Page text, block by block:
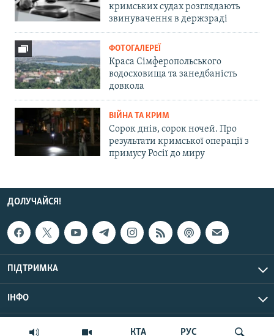
КТА РУС
кримських судах розглядають
звинувачення в держзраді
ФОТОГАЛЕРЕЇ
Краса Сімферопольського
водосховища та занедбаність
довкола
ВІЙНА ТА КРИМ
Сорок днів, сорок ночей. Про
результати кримської операції з
примусу Росії до миру
ДОЛУЧАЙСЯ!
ПІДТРИМКА
ІНФО
© Крим.Реалії, 2026 | Усі права застережено.